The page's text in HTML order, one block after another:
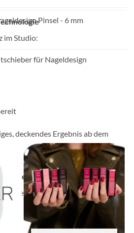
im Studio:
deckendes Ergebnis ab dem
Arbeiten:
Pinsel - 6 mm
für Nageldesign